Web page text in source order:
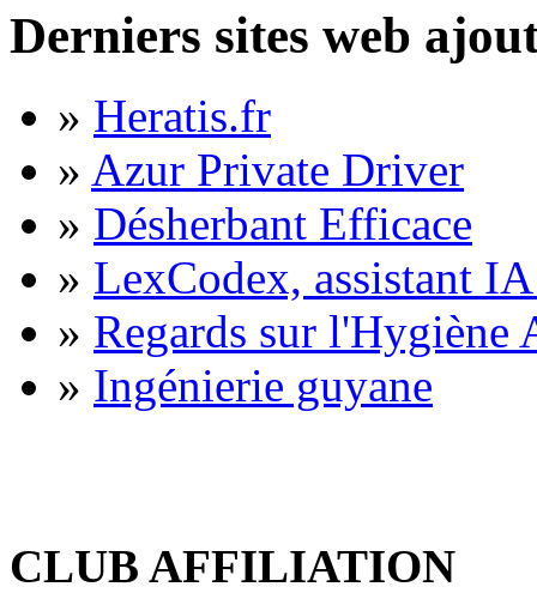
Derniers sites web
» Heratis.fr
» Azur Private Driver
» Désherbant Efficace
» LexCodex, assistant
» Regards sur l'Hygiène
» Ingénierie guyane
CLUB AFFILIATION